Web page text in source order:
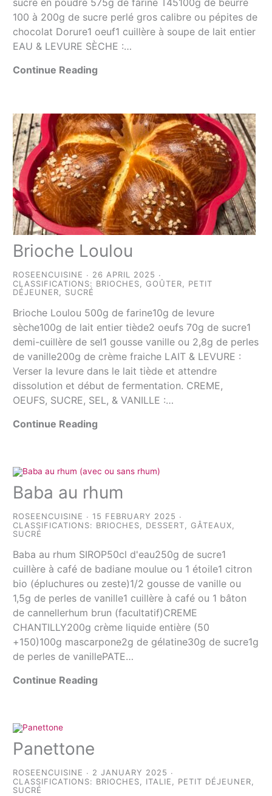
sucre en poudre 575g de farine T45100g de beurre
100 à 200g de sucre perlé gros calibre ou pépites de
chocolat Dorure1 oeuf1 cuillère à soupe de lait entier
EAU & LEVURE SÈCHE :…
Continue Reading
Brioche Loulou
ROSEENCUISINE
26 APRIL 2025
CLASSIFICATIONS: BRIOCHES ,GOÛTER
PETIT
DÉJEUNER
SUCRÉ
Brioche Loulou 500g de farine10g de levure
sèche100g de lait entier tiède2 oeufs 70g de sucre1
demi-cuillère de sel1 gousse vanille ou 2,8g de perles
de vanille200g de crème fraiche LAIT & LEVURE :
Verser la levure dans le lait tiède et attendre
dissolution et début de fermentation. CREME,
OEUFS, SUCRE, SEL, & VANILLE :…
Continue Reading
Baba au rhum
ROSEENCUISINE
15 FEBRUARY 2025
CLASSIFICATIONS: BRIOCHES DESSERT ,GÂTEAUX
SUCRÉ
Baba au rhum SIROP50cl d'eau250g de sucre1
cuillère à café de badiane moulue ou 1 étoile1 citron
bio (épluchures ou zeste)1/2 gousse de vanille ou
1,5g de perles de vanille1 cuillère à café ou 1 bâton
de cannellerhum brun (facultatif)CREME
CHANTILLY200g crème liquide entière (50
+150)100g mascarpone2g de gélatine30g de sucre1g
de perles de vanillePATE…
Continue Reading
Panettone
ROSEENCUISINE
2 JANUARY 2025
CLASSIFICATIONS: BRIOCHES, ITALIE, PETIT DÉJEUNER,
SUCRÉ